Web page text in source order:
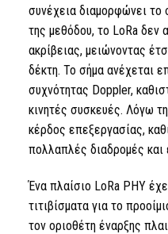
συνέχεια διαμορφώνει
της μεθόδου, το LoRaδεν
ακρίβειας, μειώνοντας
δέκτη. Το σήμα ανέχεται
συχνότητας Doppler,
κινητές συσκευές. Λόγω
κέρδος επεξεργασίας,
πολλαπλές διαδρομές και
Ένα πλαίσιο LoRaPHY
τιτιβίσματα για το
τον οριοθέτη έναρξης